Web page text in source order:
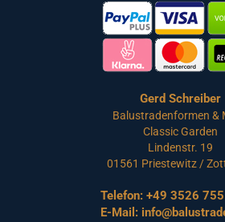
Gerd Schreiber
Balustradenformen &
Classic Garden
Lindenstr. 19
01561 Priestewitz /
Telefon: +49 3526
E-Mail: